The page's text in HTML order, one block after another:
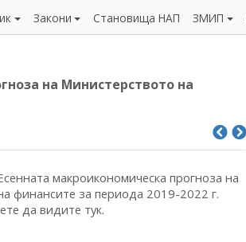
Закони Становища НАП ЗМИП
на Министерството на
макроикономическа прогноза на
финансите за периода 2019-2022 г.
да видите тук.